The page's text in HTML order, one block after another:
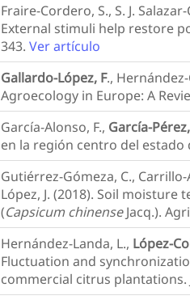
Fraire-Cordero, S., S. J.
External stimuli help restore
343.Ver artículo
Gallardo-López, F.,
Agroecology in Europe: A
García-Alonso, F., García-
en la región centro del estado
Gutiérrez-Gómeza, C., Carrillo-
López, J. (2018). Soil
(Capsicum chinenseJacq.).
Hernández-Landa, L., López-
Fluctuation and
commercial citrus plantations.